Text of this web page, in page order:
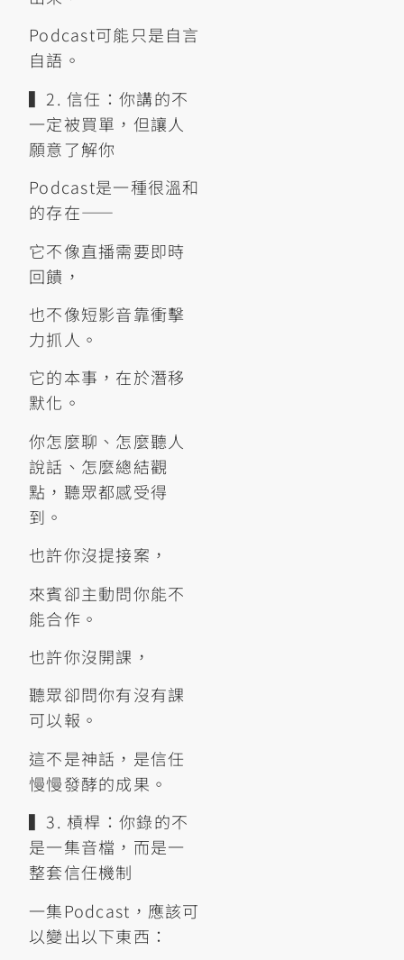
Podcast可能只是自言
自語。
▍2. 信任：你講的不
一定被買單，但讓人
願意了解你
Podcast是一種很溫和
的存在——
它不像直播需要即時
回饋，
也不像短影音靠衝擊
力抓人。
它的本事，在於潛移
默化。
你怎麼聊、怎麼聽人
說話、怎麼總結觀
點，聽眾都感受得
到。
也許你沒提接案，
來賓卻主動問你能不
能合作。
也許你沒開課，
聽眾卻問你有沒有課
可以報。
這不是神話，是信任
慢慢發酵的成果。
▍3. 槓桿：你錄的不
是一集音檔，而是一
整套信任機制
一集Podcast，應該可
以變出以下東西：